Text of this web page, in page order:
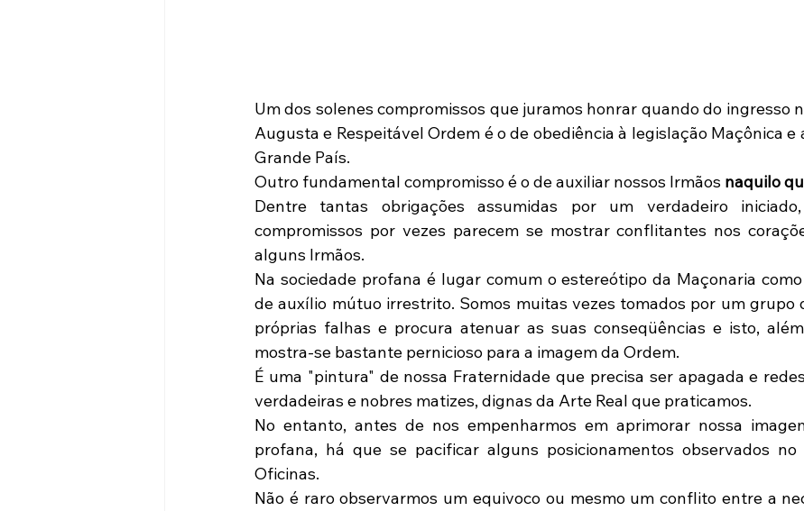
Um dos solenes compromissos que juramos honrar quando do ingresso
Augusta e Respeitável Ordem é o de obediência à legislação Maçônica e
Grande País.
Outro fundamental compromisso é o de auxiliar nossos Irmãos naquilo
Dentre tantas obrigações assumidas por um verdadeiro
compromissos por vezes parecem se mostrar conflitantes nos
alguns Irmãos.
Na sociedade profana é lugar comum o estereótipo da Maçonaria
de auxílio mútuo irrestrito. Somos muitas vezes tomados por um grupo
próprias falhas e procura atenuar as suas conseqüências e isto,
mostra-se bastante pernicioso para a imagem da Ordem.
É uma "pintura" de nossa Fraternidade que precisa ser apagada e
verdadeiras e nobres matizes, dignas da Arte Real que praticamos.
No entanto, antes de nos empenharmos em aprimorar nossa
profana, há que se pacificar alguns posicionamentos observados no
Oficinas.
Não é raro observarmos um equivoco ou mesmo um conflito entre a